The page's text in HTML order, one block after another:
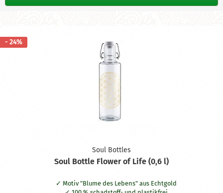
- 24%
Soul Bottles
Soul Bottle Flower of Life (0,6 l)
Motiv "Blume des Lebens" aus Echtgold